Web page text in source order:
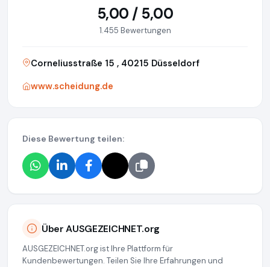
5,00 / 5,00
1.455 Bewertungen
Corneliusstraße 15 , 40215 Düsseldorf
www.scheidung.de
Diese Bewertung teilen:
Über AUSGEZEICHNET.org
AUSGEZEICHNET.org ist Ihre Plattform für
Kundenbewertungen. Teilen Sie Ihre Erfahrungen und